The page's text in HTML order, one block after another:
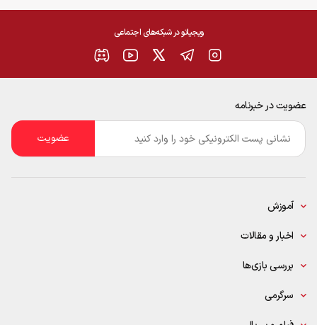
ویجیاتو در شبکه‌های اجتماعی
عضویت در خبرنامه
ایمیل
آموزش
اخبار و مقالات
بررسی بازی‌ها
سرگرمی